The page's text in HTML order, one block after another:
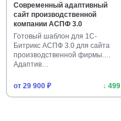
Современный адаптивный
сайт производственной
компании АСПФ 3.0
Готовый шаблон для 1С-
Битрикс АСПФ 3.0 для сайта
производственной фирмы.
Адаптив…
от 29 900 ₽ ↓ 499